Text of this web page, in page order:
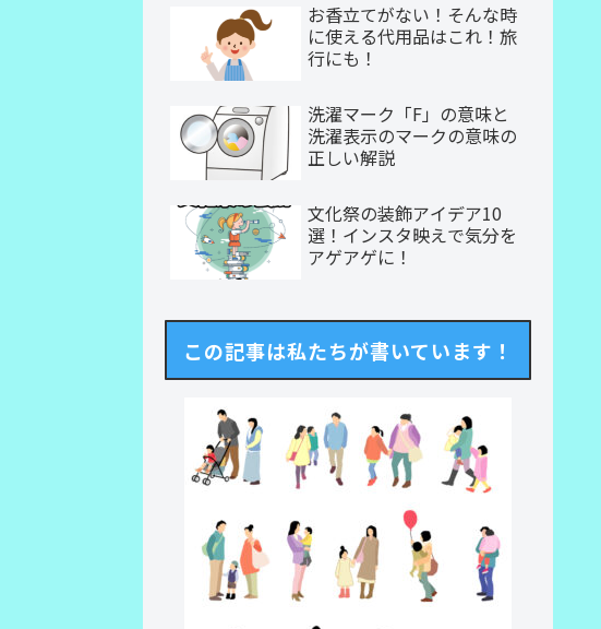
お香立てがない！そんな時
に使える代用品はこれ！旅
行にも！
洗濯マーク「F」の意味と
洗濯表示のマークの意味の
正しい解説
文化祭の装飾アイデア10
選！インスタ映えで気分を
アゲアゲに！
この記事は私たちが書いています！